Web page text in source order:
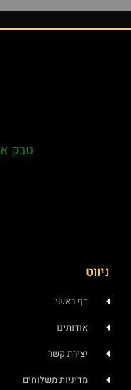
טבק
ניווט
דף ראשי
אודותינו
יצירת קשר
מדיניות משלוחים